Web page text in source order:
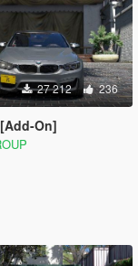
27 212 236
On]